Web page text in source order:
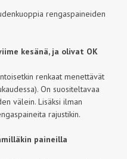
rengaspaineiden
kesänä, ja olivat OK
renkaat menettävät
On suositeltavaa
välein. Lisäksi ilman
rajustikin.
paineilla